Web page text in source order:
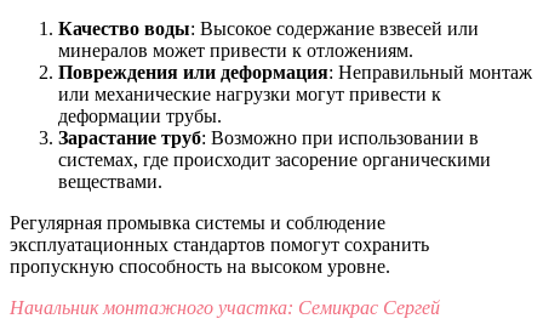
Качество воды: Высокое содержание взвесей или
минералов может привести к отложениям.
Повреждения или деформация: Неправильный монтаж
или механические нагрузки могут привести к
деформации трубы.
Зарастание труб: Возможно при использовании в
системах, где происходит засорение органическими
веществами.
Регулярная промывка системы и соблюдение
эксплуатационных стандартов помогут сохранить
пропускную способность на высоком уровне.
Начальник монтажного участка: Семикрас Сергей